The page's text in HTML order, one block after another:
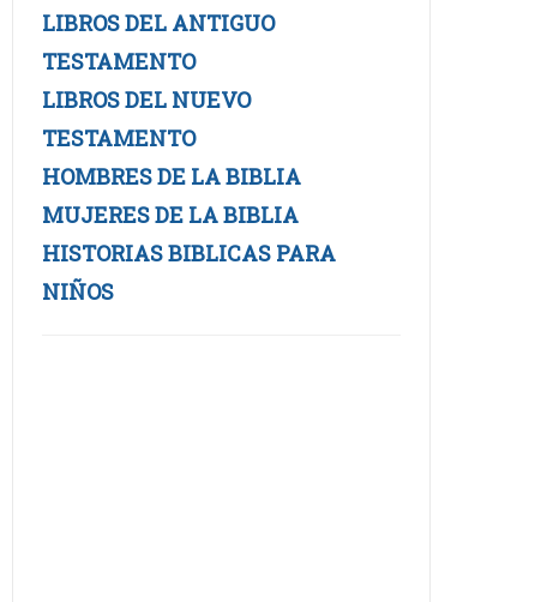
LIBROS DEL ANTIGUO
TESTAMENTO
LIBROS DEL NUEVO
TESTAMENTO
HOMBRES DE LA BIBLIA
MUJERES DE LA BIBLIA
HISTORIAS BIBLICAS PARA
NIÑOS